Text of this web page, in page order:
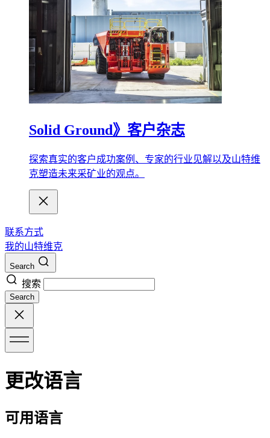
Solid Ground》客户杂志
探索真实的客户成功案例、专家的行业见解以及山特维
克塑造未来采矿业的观点。
联系方式
我的山特维克
Search
搜索
Search
更改语言
可用语言